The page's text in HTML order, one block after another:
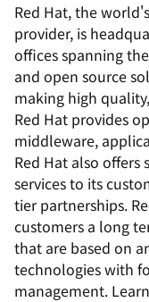
Red Hat, the
provider, is
offices spanning
and open source
making high
Red Hat provides
middleware,
Red Hat also
services to its
tier partnerships.
customers a long
that are based on
technologies with
management.